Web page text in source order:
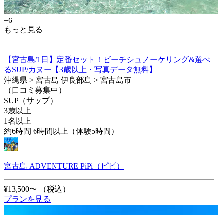
+6
もっと見る
【宮古島/1日】定番セット！ビーチシュノーケリング&選べ
るSUP/カヌー【3歳以上・写真データ無料】
沖縄県 > 宮古島 伊良部島 > 宮古島市
（口コミ募集中）
SUP（サップ）
3歳以上
1名以上
約6時間 6時間以上（体験5時間）
宮古島 ADVENTURE PiPi（ピピ）
¥13,500〜
（税込）
プランを見る